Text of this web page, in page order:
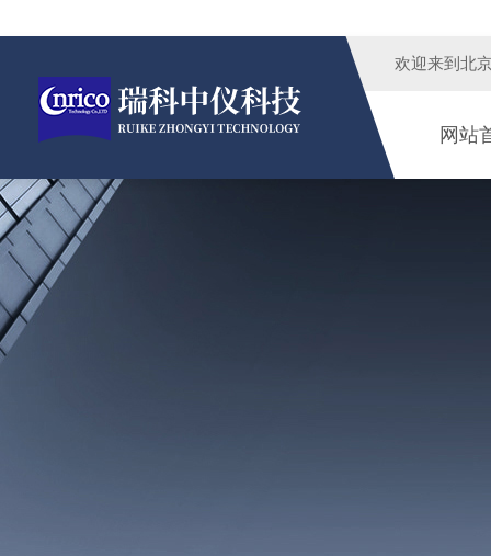
欢迎来到 北
网站